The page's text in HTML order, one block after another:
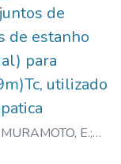
de
de estanho
para
utilizado
MURAMOTO, E.;